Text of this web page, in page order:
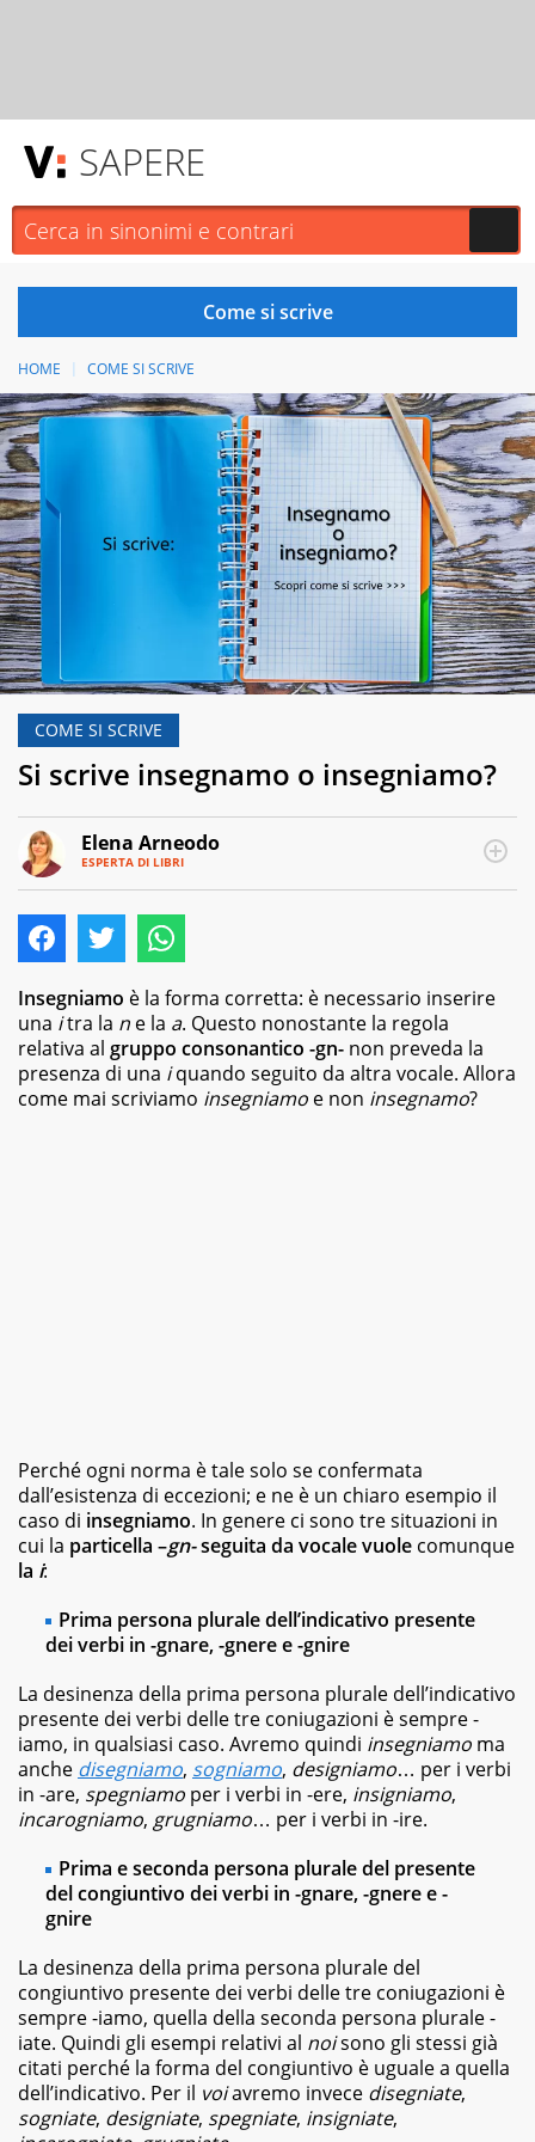
SAPERE
HOME COME SI SCRIVE
COME SI SCRIVE
Si scrive insegnamo o insegniamo?
Elena Arneodo
ESPERTA DI LIBRI
MAIL
autrice,
editor
copywriter
per
case
editrici,
magazine
e
dai
romanzi
della
letteratura
best
seller,
dagli
illustrati
per
bambini
ai
graphic
novel,
fino
ai
ricettari
e
ai
Insegniamo è la forma corretta: è necessario inserire
una itra la n e la a. Questo nonostante la regola
relativa al gruppo consonantico -gn- non preveda la
presenza di una iquando seguito da altra vocale. Allora
come mai scriviamo insegniamo e non insegnamo?
Perché ogni norma è tale solo se confermata
dall’esistenza di eccezioni; e ne è un chiaro esempio il
caso di insegniamo. In genere ci sono tre situazioni in
cui la particella –gn-seguita da vocale vuole comunque
la i:
Prima persona plurale dell’indicativo presente
dei verbi in -gnare, -gnere e -gnire
La desinenza della prima persona plurale dell’indicativo
presente dei verbi delle tre coniugazioni è sempre -
iamo, in qualsiasi caso. Avremo quindi insegniamo ma
anche disegniamo, sogniamo, designiamo… per i verbi
in -are, spegniamo per i verbi in -ere, insigniamo,
incarogniamo, grugniamo… per i verbi in -ire.
Prima e seconda persona plurale del presente
del congiuntivo dei verbi in -gnare, -gnere e -
gnire
La desinenza della prima persona plurale del
congiuntivo presente dei verbi delle tre coniugazioni è
sempre -iamo, quella della seconda persona plurale -
iate. Quindi gli esempi relativi al noisono gli stessi già
citati perché la forma del congiuntivo è uguale a quella
dell’indicativo. Per il voiavremo invece disegniate,
sogniate, designiate, spegniate, insigniate,